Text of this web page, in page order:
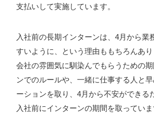
支払いして実施しています。
入社前の長期インターンは、4月から業
すいように、という理由ももちろんあ
会社の雰囲気に馴染んでもらうための
ンでのルールや、一緒に仕事する人と
ーションを取り、4月から不安ができる
入社前にインターンの期間を取っていま